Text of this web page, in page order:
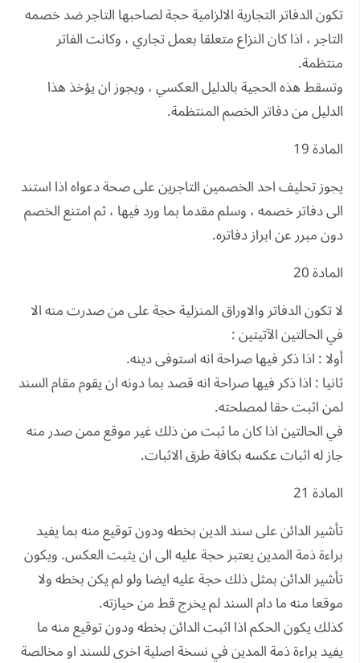
تكون الدفاتر التجارية الالزامية حجة لصاحبها التاجر ضد خصمه
التاجر ، اذا كان النزاع متعلقا بعمل تجاري ، وكانت الفاتر
منتظمة.
وتسقط هذه الحجية بالدليل العكسي ، ويجوز ان يؤخذ هذا
الدليل من دفاتر الخصم المنتظمة.
المادة 19
يجوز تحليف احد الخصمين التاجرين على صحة دعواه اذا استند
الى دفاتر خصمه ، وسلم مقدما بما ورد فيها ، ثم امتنع الخصم
دون مبرر عن ابراز دفاتره.
المادة 20
لا تكون الدفاتر والاوراق المنزلية حجة على من صدرت منه الا
في الحالتين الآتيتين :
أولا : اذا ذكر فيها صراحة انه استوفى دينه.
ثانيا : اذا ذكر فيها صراحة انه قصد بما دونه ان يقوم مقام السند
لمن اثبت حقا لمصلحته.
في الحالتين اذا كان ما ثبت من ذلك غير موقع ممن صدر منه
جاز له اثبات عكسه بكافة طرق الاثبات.
المادة 21
تأشير الدائن على سند الدين بخطه ودون توقيع منه بما يفيد
براءة ذمة المدين يعتبر حجة عليه الى ان يثبت العكس. ويكون
تأشير الدائن بمثل ذلك حجة عليه ايضا ولو لم يكن بخطه ولا
موقعا منه ما دام السند لم يخرج قط من حيازته.
كذلك يكون الحكم اذا اثبت الدائن بخطه ودون توقيع منه ما
يفيد براءة ذمة المدين في نسخة اصلية اخرى للسند او مخالصة